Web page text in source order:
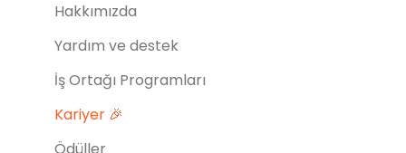
Hakkımızda
Yardım ve destek
İş Ortağı Programları
Kariyer 🎉